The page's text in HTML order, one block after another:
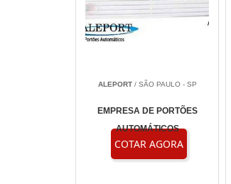
ALEPORT/ SÃO PAULO - SP
EMPRESA DE PORTÕES
AUTOMÁTICOS
COTAR AGORA